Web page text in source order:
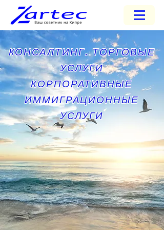
КОНСАЛТИНГ. ТОРГОВЫЕ
УСЛУГИ
КОРПОРАТИВНЫЕ
ИММИГРАЦИОННЫЕ
УСЛУГИ